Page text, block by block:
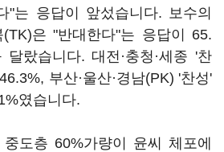
"는 응답이 앞섰습니다. 보수의
(TK)은 "반대한다"는 응답이 65.
랐습니다. 대전·충청·세종 '찬
부산·울산·경남(PK) '찬성'
였습니다.
도층 60%가량이 윤씨 체포에